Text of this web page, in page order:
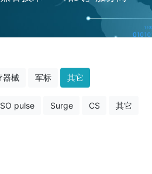
器械 军标 其它
pulse Surge CS 其它